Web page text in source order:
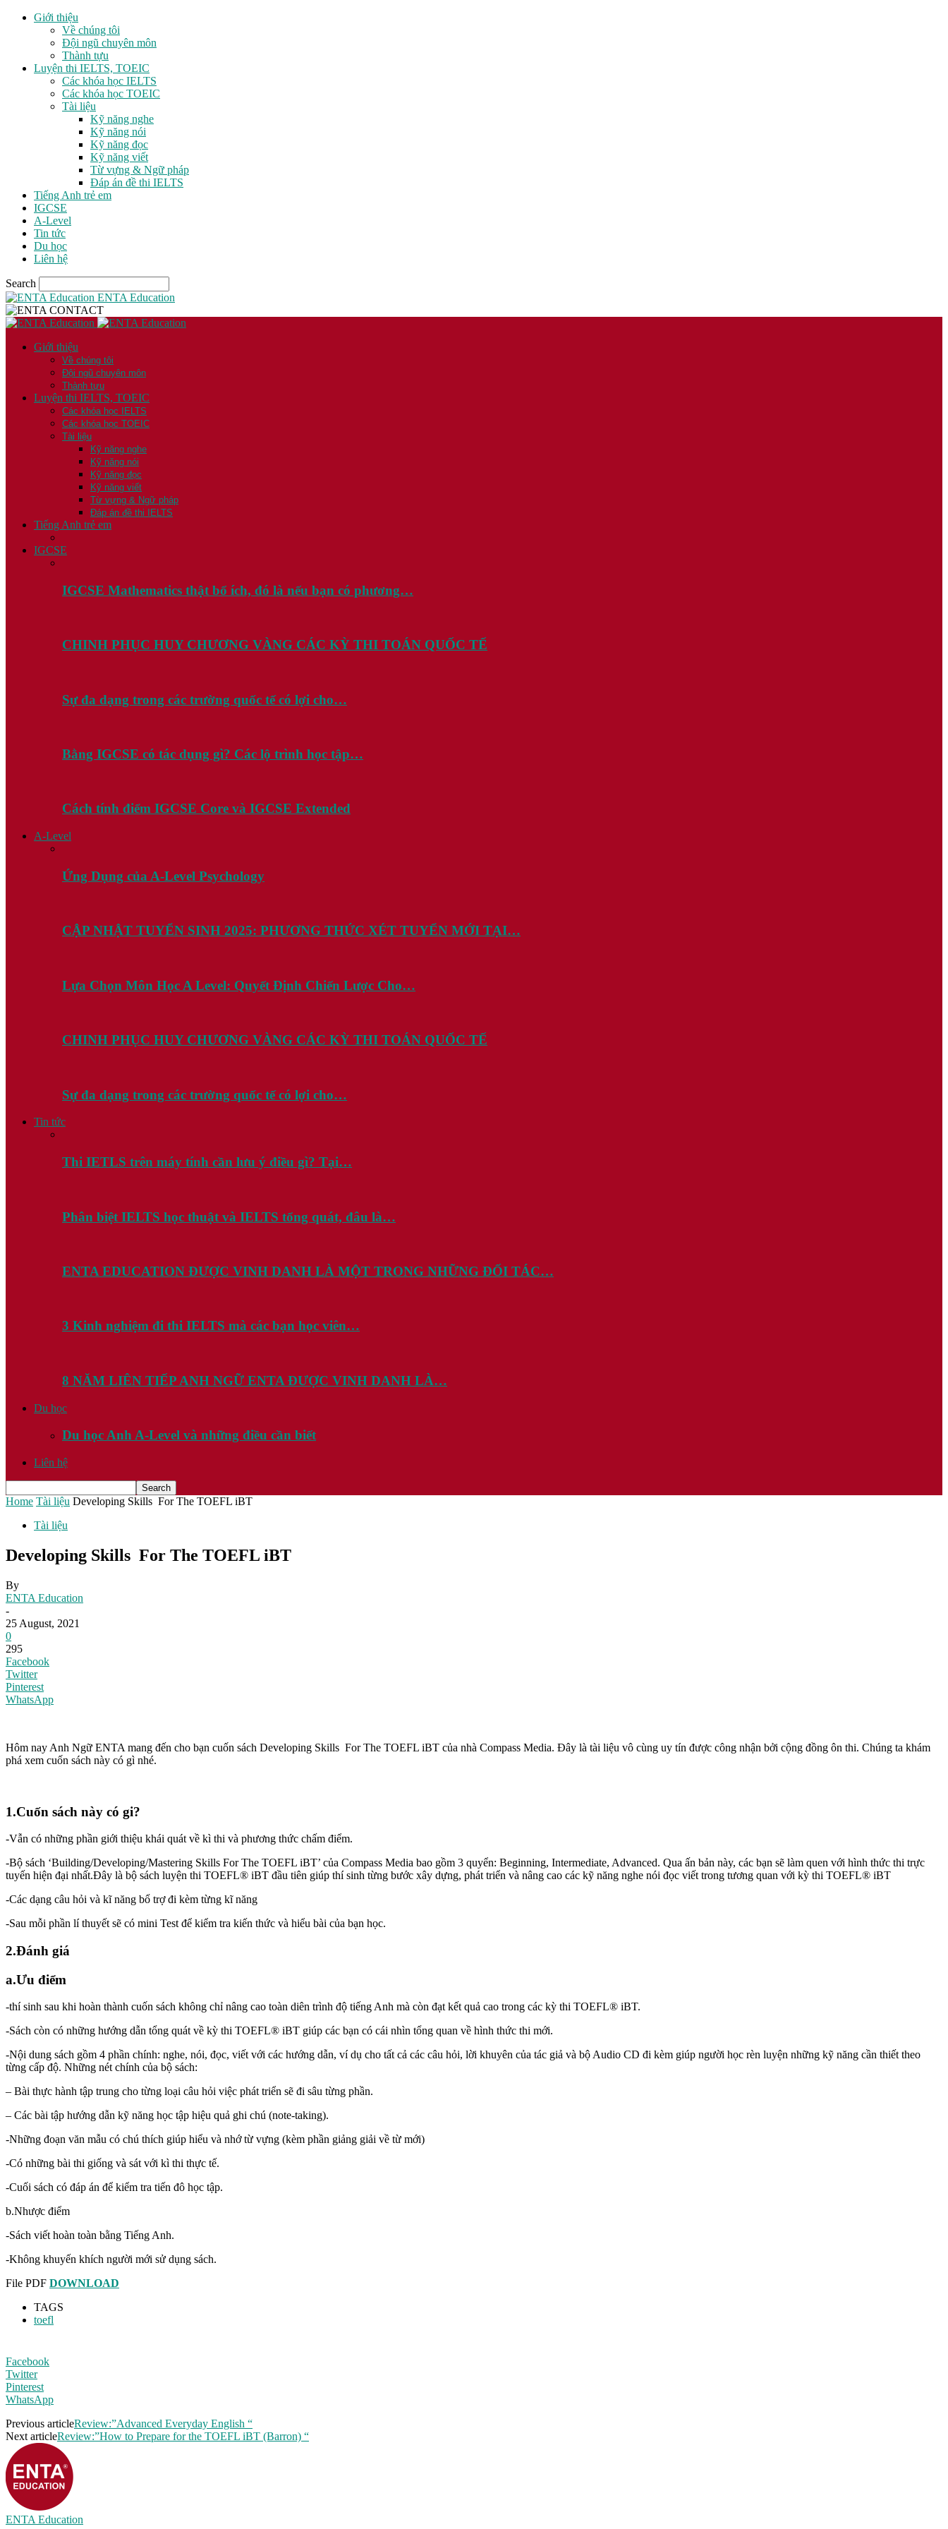
Giới thiệu
Về chúng tôi
Đội ngũ chuyên môn
Thành tựu
Luyện thi IELTS, TOEIC
Các khóa học IELTS
Các khóa học TOEIC
Tài liệu
Kỹ năng nghe
Kỹ năng nói
Kỹ năng đọc
Kỹ năng viết
Từ vựng & Ngữ pháp
Đáp án đề thi IELTS
Tiếng Anh trẻ em
IGCSE
A-Level
Tin tức
Du học
Liên hệ
Search
ENTA Education
Giới thiệu
Về chúng tôi
Đội ngũ chuyên môn
Thành tựu
Luyện thi IELTS, TOEIC
Các khóa học IELTS
Các khóa học TOEIC
Tài liệu
Kỹ năng nghe
Kỹ năng nói
Kỹ năng đọc
Kỹ năng viết
Từ vựng & Ngữ pháp
Đáp án đề thi IELTS
Tiếng Anh trẻ em
IGCSE
IGCSE Mathematics thật bổ ích, đó là nếu bạn có phương…
CHINH PHỤC HUY CHƯƠNG VÀNG CÁC KỲ THI TOÁN QUỐC TẾ
Sự đa dạng trong các trường quốc tế có lợi cho…
Bằng IGCSE có tác dụng gì? Các lộ trình học tập…
Cách tính điểm IGCSE Core và IGCSE Extended
A-Level
Ứng Dụng của A-Level Psychology
CẬP NHẬT TUYỂN SINH 2025: PHƯƠNG THỨC XÉT TUYỂN MỚI TẠI…
Lựa Chọn Môn Học A Level: Quyết Định Chiến Lược Cho…
CHINH PHỤC HUY CHƯƠNG VÀNG CÁC KỲ THI TOÁN QUỐC TẾ
Sự đa dạng trong các trường quốc tế có lợi cho…
Tin tức
Thi IETLS trên máy tính cần lưu ý điều gì? Tại…
Phân biệt IELTS học thuật và IELTS tổng quát, đâu là…
ENTA EDUCATION ĐƯỢC VINH DANH LÀ MỘT TRONG NHỮNG ĐỐI TÁC…
3 Kinh nghiệm đi thi IELTS mà các bạn học viên…
8 NĂM LIÊN TIẾP ANH NGỮ ENTA ĐƯỢC VINH DANH LÀ…
Du học
Du học Anh A-Level và những điều cần biết
Liên hệ
Home Tài liệu Developing Skills For The TOEFL iBT
Tài liệu
Developing Skills For The TOEFL iBT
By
ENTA Education
-
25 August, 2021
0
295
Facebook
Twitter
Pinterest
WhatsApp
Hôm nay Anh Ngữ ENTA mang đến cho bạn cuốn sách Developing Skills For The TOEFL iBT của nhà Compass Media. Đây là tài liệu vô cùng uy tín được công nhận bởi cộng đồng ôn thi. Chúng ta khám
phá xem cuốn sách này có gì nhé.
1.Cuốn sách này có gi?
-Vẫn có những phần giới thiệu khái quát về kì thi và phương thức chấm điểm.
-Bộ sách ‘Building/Developing/Mastering Skills For The TOEFL iBT’ của Compass Media bao gồm 3 quyển: Beginning, Intermediate, Advanced. Qua ấn bản này, các bạn sẽ làm quen với hình thức thi trực
tuyến hiện đại nhất.Đây là bộ sách luyện thi TOEFL® iBT đầu tiên giúp thí sinh từng bước xây dựng, phát triển và nâng cao các kỹ năng nghe nói đọc viết trong tương quan với kỳ thi TOEFL® iBT
-Các dạng câu hỏi và kĩ năng bổ trợ đi kèm từng kĩ năng
-Sau mỗi phần lí thuyết sẽ có mini Test để kiểm tra kiến thức và hiểu bài của bạn học.
2.Đánh giá
a.Ưu điểm
-thí sinh sau khi hoàn thành cuốn sách không chỉ nâng cao toàn diên trình độ tiếng Anh mà còn đạt kết quả cao trong các kỳ thi TOEFL® iBT.
-Sách còn có những hướng dẫn tổng quát về kỳ thi TOEFL® iBT giúp các bạn có cái nhìn tổng quan về hình thức thi mới.
-Nội dung sách gồm 4 phần chính: nghe, nói, đọc, viết với các hướng dẫn, ví dụ cho tất cả các câu hỏi, lời khuyên của tác giả và bộ Audio CD đi kèm giúp người học rèn luyện những kỹ năng cần thiết theo
từng cấp độ. Những nét chính của bộ sách:
– Bài thực hành tập trung cho từng loại câu hỏi việc phát triển sẽ đi sâu từng phần.
– Các bài tập hướng dẫn kỹ năng học tập hiệu quả ghi chú (note-taking).
-Những đoạn văn mẫu có chú thích giúp hiểu và nhớ từ vựng (kèm phần giảng giải về từ mới)
-Có những bài thi giống và sát với kì thi thực tế.
-Cuối sách có đáp án để kiểm tra tiến đô học tập.
b.Nhược điểm
-Sách viết hoàn toàn bằng Tiếng Anh.
-Không khuyến khích người mới sử dụng sách.
File PDF DOWNLOAD
TAGS
toefl
Facebook
Twitter
Pinterest
WhatsApp
Previous articleReview:”Advanced Everyday English “
Next articleReview:”How to Prepare for the TOEFL iBT (Barron) “
ENTA Education